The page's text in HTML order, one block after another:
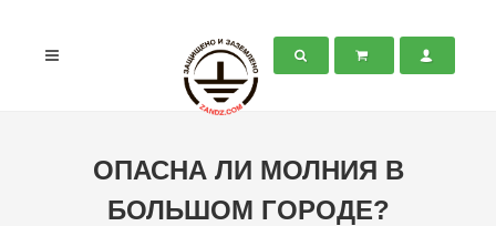
ОПАСНА ЛИ МОЛНИЯ В
БОЛЬШОМ ГОРОДЕ?